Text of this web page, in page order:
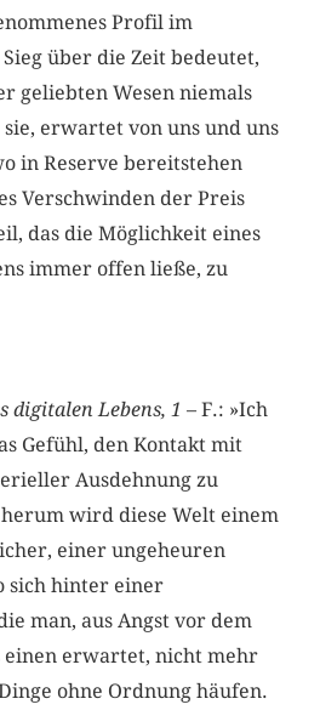
Profil im
über die Zeit bedeutet,
geliebten Wesen niemals
erwartet von uns und uns
in Reserve bereitstehen
Verschwinden der Preis
das die Möglichkeit eines
immer offen ließe, zu
digitalen Lebens, 1 – F.: »Ich
Gefühl, den Kontakt mit
Ausdehnung zu
wird diese Welt einem
einer ungeheuren
sich hinter einer
man, aus Angst vor dem
einen erwartet, nicht mehr
ohne Ordnung häufen.